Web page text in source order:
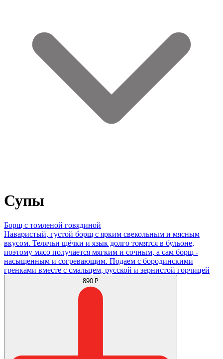
Супы
Борщ с томленой говядиной
Наваристый, густой борщ с ярким свекольным и мясным
вкусом. Телячьи щёчки и язык долго томятся в бульоне,
поэтому мясо получается мягким и сочным, а сам борщ -
насыщенным и согревающим. Подаем с бородинскими
гренками вместе с смальцем, русской и зернистой горчицей
890 ₽